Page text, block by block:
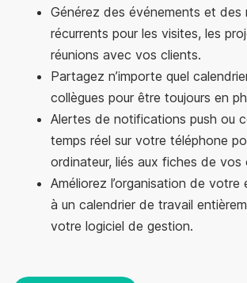
Générez des événements et des
récurrents pour les visites, les
réunions avec vos clients.
Partagez n’importe quel
collègues pour être toujours en
Alertes de notifications push ou
temps réel sur votre téléphone
ordinateur, liés aux fiches de vos
Améliorez l’organisation de votre
à un calendrier de travail
votre logiciel de gestion.